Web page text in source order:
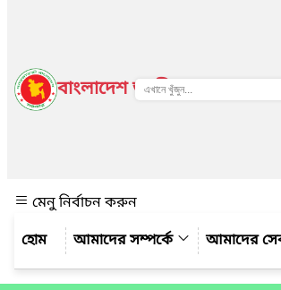
বাংলাদেশ জাতীয় তথ্য বাতায়ন
মেনু নির্বাচন করুন
আমাদের সম্পর্কে
আমাদের